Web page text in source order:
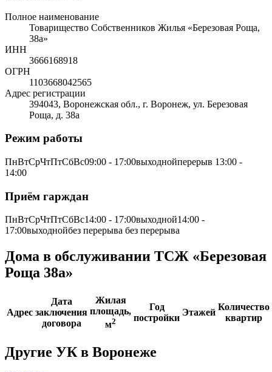
Полное наименование
Товарищество Собственников Жилья «Березовая Роща,
38а»
ИНН
3666168918
ОГРН
1103668042565
Адрес регистрации
394043, Воронежская обл., г. Воронеж, ул. Березовая
Роща, д. 38а
Режим работы
ПнВтСрЧтПтСбВс09:00 - 17:00выходнойперерыв 13:00 -
14:00
Приём гарждан
ПнВтСрЧтПтСбВс14:00 - 17:00выходной14:00 -
17:00выходнойбез перерыва без перерыва
Дома в обслуживании ТСЖ «Березовая
Роща 38а»
Адрес
Дата
заключения
договора
Жилая
площадь,
м2
Год
постройки
Этажей
Количество
квартир
Другие УК в Воронеже